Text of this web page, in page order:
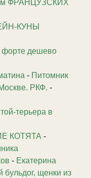
ФРАНЦУЗСКИХ
КУНЫ
форте дешево
- Питомник
РКФ. -
терьера в
КОТЯТА -
- Екатерина
бульдог, щенки из